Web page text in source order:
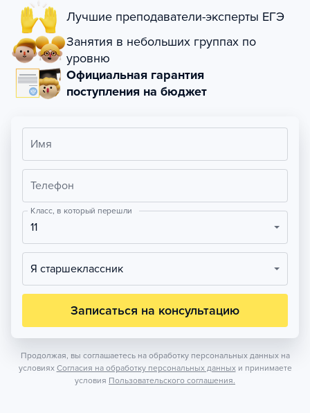
Лучшие преподаватели-эксперты ЕГЭ
Занятия в небольших группах по
уровню
Официальная гарантия
поступления на бюджет
Имя
Телефон
Класс, в который перешли
11
Я старшеклассник
Записаться на консультацию
Продолжая, вы соглашаетесь на обработку персональных данных на
условиях Согласия на обработку персональных данных и принимаете
условия Пользовательского соглашения.